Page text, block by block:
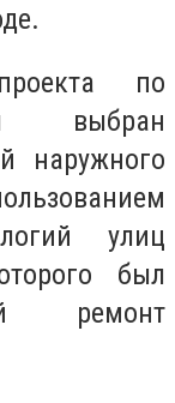
по
выбран
наружного
улиц
был
ремонт